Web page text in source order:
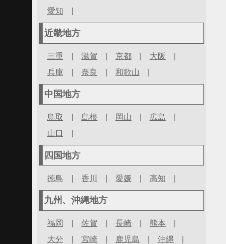
愛知
近畿地方
三重 | 滋賀 | 京都| 大阪 |
兵庫| 奈良 | 和歌山 |
中国地方
鳥取 | 島根 | 岡山 | 広島 |
山口 |
四国地方
徳島 | 香川 | 愛媛| 高知 |
九州、沖縄地方
福岡 | 佐賀 | 長崎| 熊本 |
大分 | 宮崎| 鹿児島 | 沖縄 |